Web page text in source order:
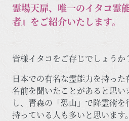
霊場天扉、唯一のイタコ霊
者』をご紹介いたします。
皆様イタコをご存じでしょうか
日本での有名な霊能力を持っ
名前を聞いたことがあると思い
し、青森の「恐山」で降霊術
持っている人も多いと思います。